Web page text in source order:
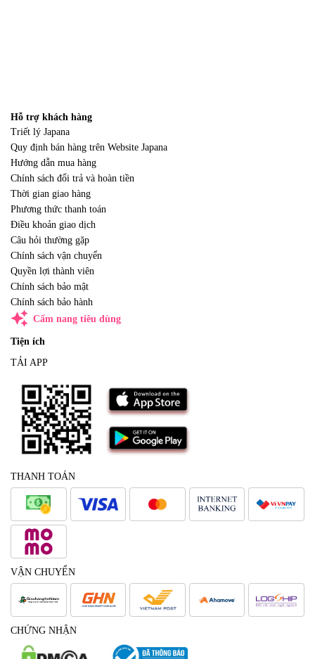
Hỗ trợ khách hàng
Triết lý Japana
Quy định bán hàng trên Website Japana
Hướng dẫn mua hàng
Chính sách đổi trả và hoàn tiền
Thời gian giao hàng
Phương thức thanh toán
Điều khoản giao dịch
Câu hỏi thường gặp
Chính sách vận chuyển
Quyền lợi thành viên
Chính sách bảo mật
Chính sách bảo hành
auto_awesome Cẩm nang tiêu dùng
Tiện ích
TẢI APP
THANH TOÁN
VẬN CHUYỂN
CHỨNG NHẬN